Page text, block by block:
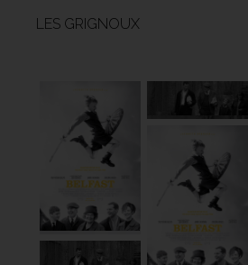
LES GRIGNOUX